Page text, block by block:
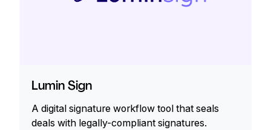
Lumin Sign
A digital signature workflow tool that seals
deals with legally-compliant signatures.